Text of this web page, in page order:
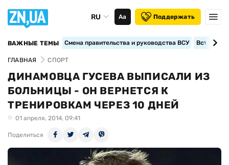
RU Аа Поддержать
ВАЖНЫЕ ТЕМЫ Смена правительства и руководства ВСУ
ГЛАВНАЯ СПОРТ
ДИНАМОВЦА ГУСЕВА ВЫПИСАЛИ ИЗ
БОЛЬНИЦЫ - ОН ВЕРНЕТСЯ К
ТРЕНИРОВКАМ ЧЕРЕЗ 10 ДНЕЙ
01 апреля, 2014, 09:41
Поделиться